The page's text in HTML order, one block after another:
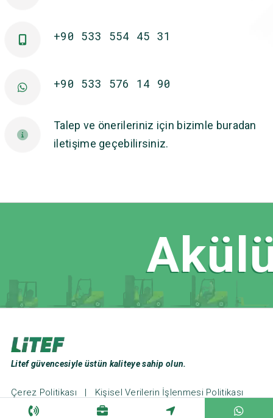
+90 533 554 45 31
+90 533 576 14 90
Talep ve önerileriniz için bizimle buradan
iletişime geçebilirsiniz.
Litef güvencesiyle üstün kaliteye sahip olun.
Çerez Politikası |
Kişisel Verilerin İşlenmesi Politikası
Web Tasarım ve Seo: Türk Bilişim